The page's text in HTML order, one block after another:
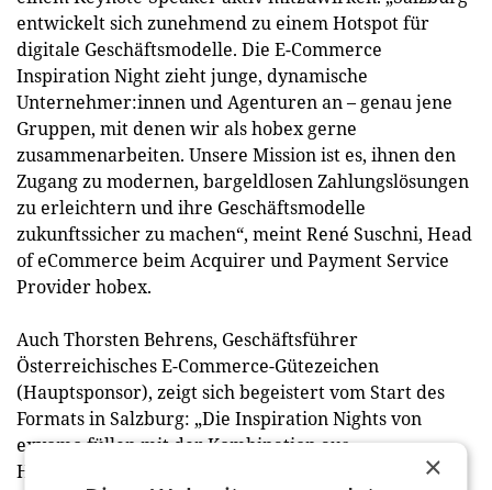
entwickelt sich zunehmend zu einem Hotspot für
digitale Geschäftsmodelle. Die E-Commerce
Inspiration Night zieht junge, dynamische
Unternehmer:innen und Agenturen an – genau jene
Gruppen, mit denen wir als hobex gerne
zusammenarbeiten. Unsere Mission ist es, ihnen den
Zugang zu modernen, bargeldlosen Zahlungslösungen
zu erleichtern und ihre Geschäftsmodelle
zukunftssicher zu machen“, meint René Suschni, Head
of eCommerce beim Acquirer und Payment Service
Provider hobex.
Auch Thorsten Behrens, Geschäftsführer
Österreichisches E-Commerce-Gütezeichen
(Hauptsponsor), zeigt sich begeistert vom Start des
Formats in Salzburg: „Die Inspiration Nights von
exvomo füllen mit der Kombination aus
Händlererfahrungen, Dienstleisterinputs und dem
×